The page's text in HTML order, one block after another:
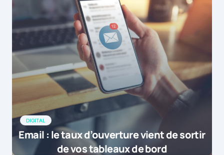
DIGITAL
Email : le taux d’ouverture vient de sortir
de vos tableaux de bord